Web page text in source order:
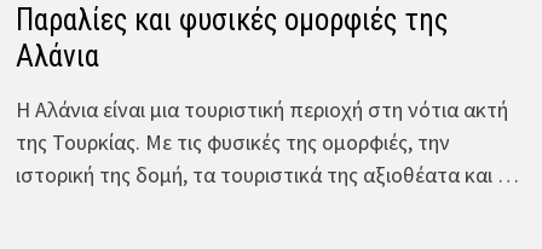
Παραλίες και φυσικές ομορφιές της
Αλάνια
Η Αλάνια είναι μια τουριστική περιοχή στη νότια ακτή
της Τουρκίας. Με τις φυσικές της ομορφιές, την
ιστορική της δομή, τα τουριστικά της αξιοθέατα και …